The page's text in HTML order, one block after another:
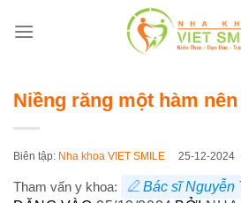
qua
Niềng răng một hàm
Biên tập: Nha khoa VIET SMILE 25-12-2024
Tham vấn y khoa:
Bác sĩ Nguyễn